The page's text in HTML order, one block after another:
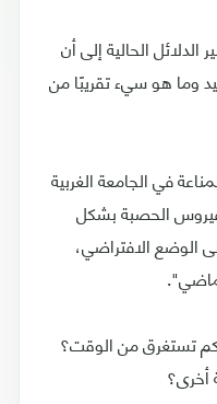
الدلائل الحالية إلى أن
وما هو سيء تقريبًا من
في الجامعة الغربية
الحصبة بشكل
الوضع الافتراضي،
تستغرق من الوقت؟
أخرى؟